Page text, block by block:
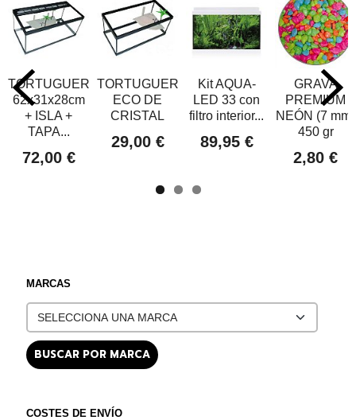
MARCAS
COSTES DE ENVÍO
TORTUGUERA
62x31x28cm
+ ISLA +
TAPA...
72,00 €
TORTUGUERA
ECO DE
CRISTAL
29,00 €
Kit AQUA-
LED 33 con
filtro interior...
89,95 €
GRAVA
PREMIUM
NEÓN (7 mm)
450 gr
2,80 €